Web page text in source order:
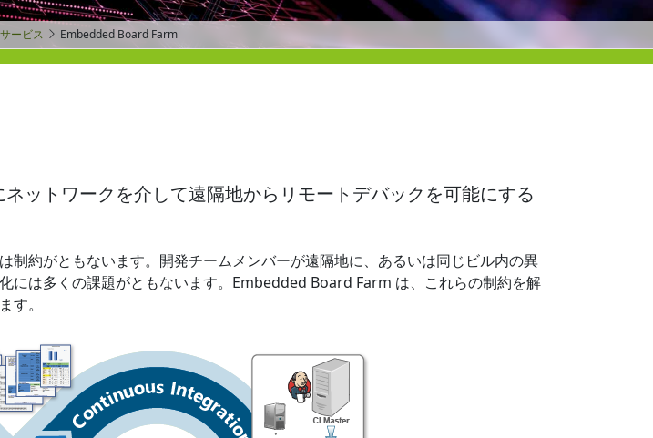
ービス Embedded Board Farm
ットワークを介して遠隔地からリモートデバックを可能にする
約がともないます。開発チームメンバーが遠隔地に、あるいは同じビル内の異
には多くの課題がともないます。Embedded Board Farm は、これらの制約を解
す。